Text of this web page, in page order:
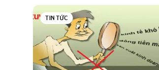
TIN TỨC